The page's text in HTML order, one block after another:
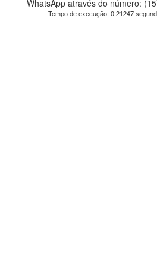
WhatsApp através do número:
Tempo de execução: 0.21247